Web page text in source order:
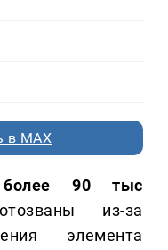
в MAX
90 тыс
из-за
элемента